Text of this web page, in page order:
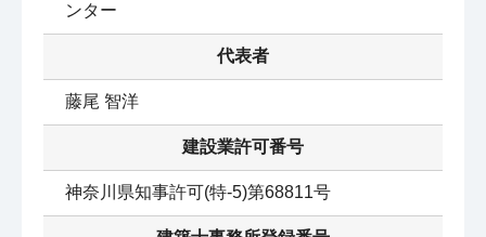
ンター
代表者
藤尾 智洋
建設業許可番号
神奈川県知事許可(特-5)第68811号